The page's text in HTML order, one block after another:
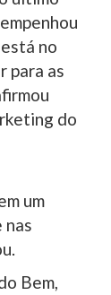
no
para as
do
um
Bem,